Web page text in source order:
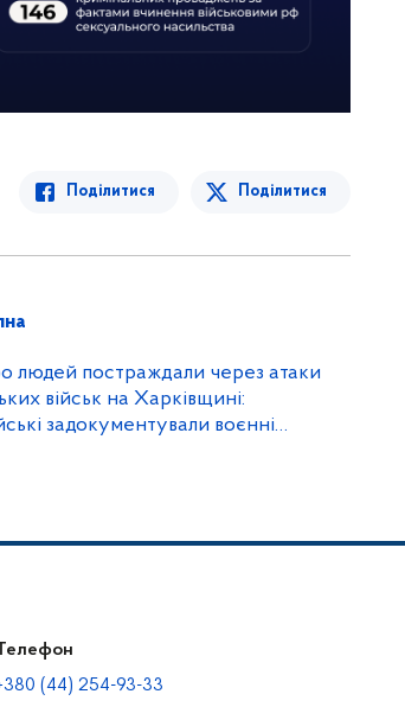
Поділитися Поділитися
людей постраждали через атаки
військ на Харківщині:
задокументували воєнні
(44) 254-93-33